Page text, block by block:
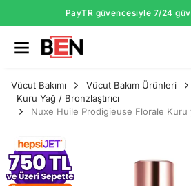
PayTR güvencesiyle 7/24
Vücut Bakımı
Vücut Bakım Ürünleri
Kuru Yağ / Bronzlaştırıcı
Nuxe Huile Prodigieuse Florale Kuru